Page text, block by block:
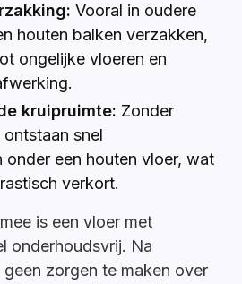
Vooral in oudere
houten balken verzakken,
ongelijke vloeren en
kruipruimte: Zonder
snel
onder een houten vloer, wat
verkort.
is een vloer met
onderhoudsvrij. Na
zorgen te maken over